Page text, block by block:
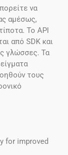
να
αμέσως,
Το API
από SDK και
γλώσσες. Τα
τους
for improved